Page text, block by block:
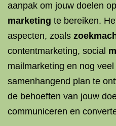
aanpak om jouw doelen
marketing te bereiken.
aspecten, zoals
contentmarketing, social
mailmarketing en nog
samenhangend plan te
de behoeften van jouw
communiceren en